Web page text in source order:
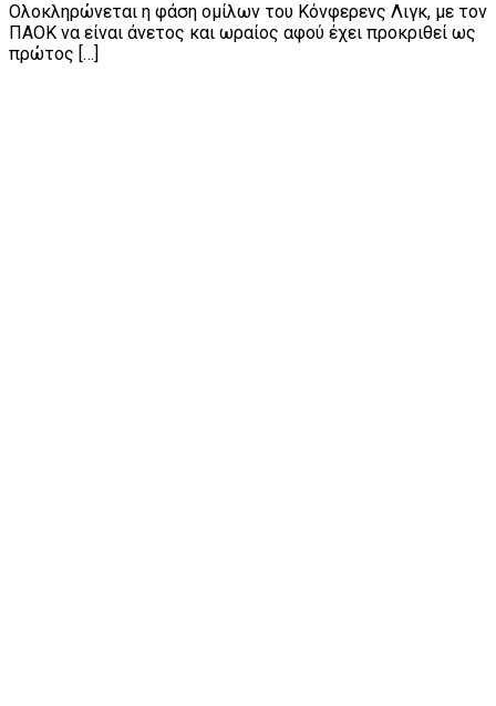
Ολοκληρώνεται η φάση ομίλων του Κόνφερενς Λιγκ, με τον
ΠΑΟΚ να είναι άνετος και ωραίος αφού έχει προκριθεί ως
πρώτος […]